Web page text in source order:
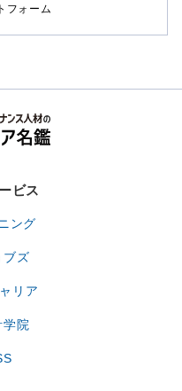
フォーム
ビス
ング
ブズ
リア
学院